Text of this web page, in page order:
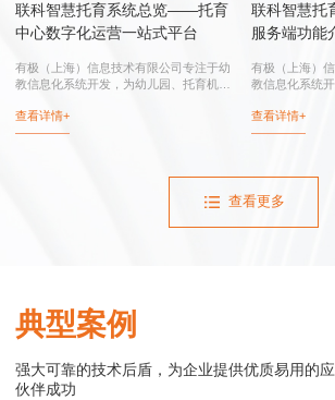
联科智慧托育系统总览——托育
中心数字化运营一站式平台
有极（上海）信息技术有限公司专注于幼
教信息化系统开发，为幼儿园、托育机
健院提供：联科智慧托育系统、联科智慧
托育信息平台、托育综合服务中心信息化
查看详情+
联科智慧托
服务端功能
有极（上海）
教信息化系统
健院提供：智
平台、托育综
查看详情+
查看更多
典型案例
强大可靠的技术后盾，为企业提供优质易用的
伙伴成功